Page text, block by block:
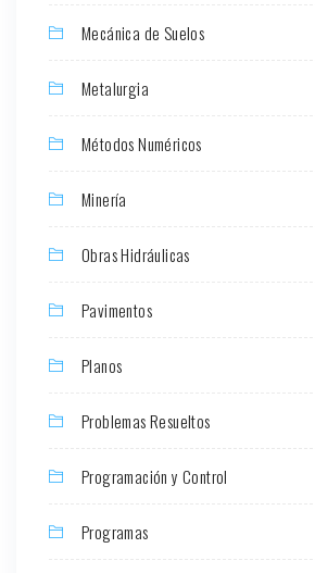
Mecánica de Suelos
Metalurgia
Métodos Numéricos
Minería
Obras Hidráulicas
Pavimentos
Planos
Problemas Resueltos
Programación y Control
Programas